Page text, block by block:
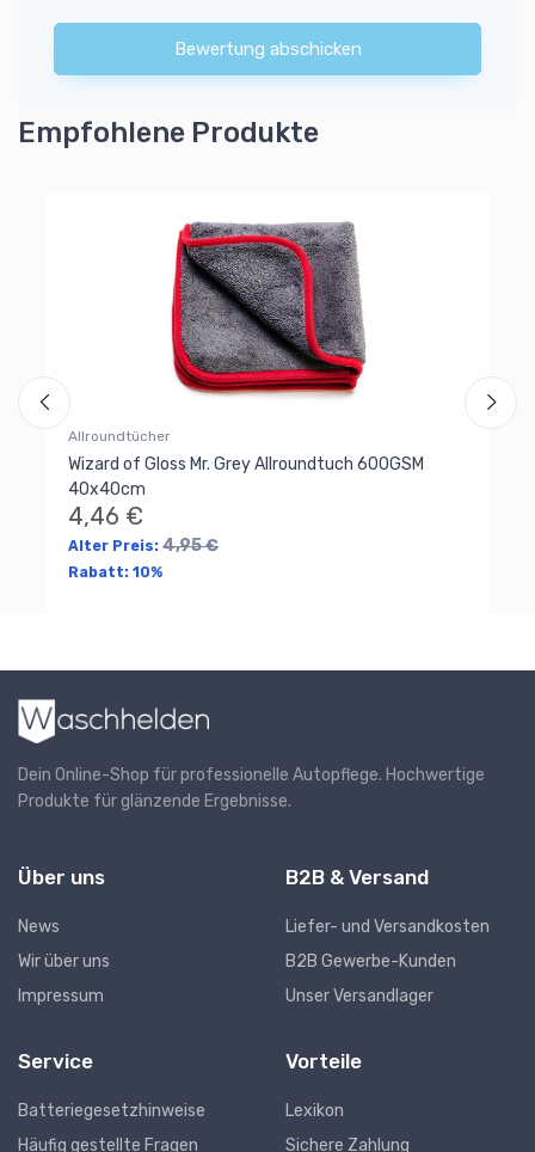
Bewertung abschicken
Empfohlene Produkte
Allroundtücher
Wizard of Gloss Mr. Grey Allroundtuch 600GSM
40x40cm
4,46 €
Alter Preis: 4,95 €
Rabatt: 10%
Dein Online-Shop für professionelle Autopflege. Hochwertige
Produkte für glänzende Ergebnisse.
Über uns
News
Wir über uns
Impressum
B2B & Versand
Liefer- und Versandkosten
B2B Gewerbe-Kunden
Unser Versandlager
Service
Batteriegesetzhinweise
Häufig gestellte Fragen
Vorteile
Lexikon
Sichere Zahlung